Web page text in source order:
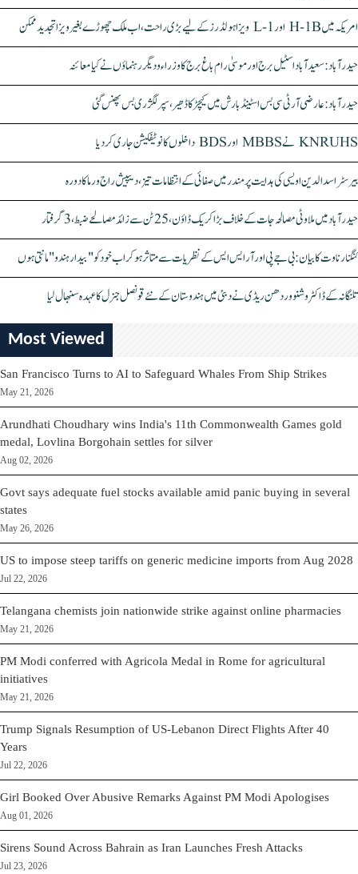
امریکہ میں H-1B اور L-1 ویزا ہولڈرز کے لیے بڑی راحت، اب ملک چھوڑے بغیر ویزا تجدید ممکن
حیدرآباد: سعیدآباد اسٹیل برج اور موسیٰ رام باغ برج کا وزراء و دیگر رہنماؤں نے کیا معائنہ
حیدرآباد: عارضی آر ٹی سی بس اسٹینڈ بارش میں کیچڑ کا ڈھیر، سپر لگژری بس پھنس گئی
KNRUHS نے MBBS اور BDS داخلوں کا نوٹیفکیشن جاری کر دیا
بیرسٹر اسدالدین اویسی کی ہدایت پر مندر میں صفائی کے انتظامات تیز، دیپیش راج ورما کا دورہ
حیدرآباد میں ملاوٹی مصالحہ جات کے خلاف بڑا کریک ڈاؤن، 25 ٹن سے زائد مصالحے ضبط، 3 گرفتار
کنگنا رناوت کا بیان: بی جے پی اور آر ایس ایس کے نظریات سے متاثر ہو کر اب خود کو "بیدار ہندو" مانتی ہوں
تلنگانہ کے ڈاکٹر وشنو وردھن ریڈی نے دبئی میں ہندوستان کے نئے قونصل جنرل کا عہدہ سنبھال لیا
Most Viewed
San Francisco Turns to AI to Safeguard Whales From Ship Strikes
May 21, 2026
Arundhati Choudhary wins India's 11th Commonwealth Games gold
medal, Lovlina Borgohain settles for silver
Aug 02, 2026
Govt says adequate fuel stocks available amid panic buying in several
states
May 26, 2026
US to impose steep tariffs on generic medicine imports from Aug 2028
Jul 22, 2026
Telangana chemists join nationwide strike against online pharmacies
May 21, 2026
PM Modi conferred with Agricola Medal in Rome for agricultural
initiatives
May 21, 2026
Trump Signals Resumption of US-Lebanon Direct Flights After 40
Years
Jul 22, 2026
Girl Booked Over Abusive Remarks Against PM Modi Apologises
Aug 01, 2026
Sirens Sound Across Bahrain as Iran Launches Fresh Attacks
Jul 23, 2026